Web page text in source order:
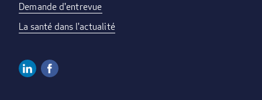
Demande d'entrevue
La santé dans l'actualité
Linkedin